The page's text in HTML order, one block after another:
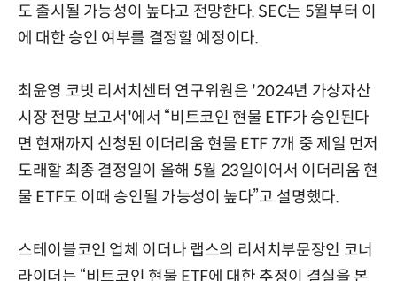
도 출시될 가능성이 높다고 전망한다. SEC는 5월부터 이
에 대한 승인 여부를 결정할 예정이다.
최윤영 코빗 리서치센터 연구위원은 '2024년 가상자산
시장 전망 보고서'에서 “비트코인 현물 ETF가 승인된다
면 현재까지 신청된 이더리움 현물 ETF 7개 중 제일 먼저
도래할 최종 결정일이 올해 5월 23일이어서 이더리움 현
물 ETF도 이때 승인될 가능성이 높다”고 설명했다.
스테이블코인 업체 이더나 랩스의 리서치부문장인 코너
라이더는 “비트코인 현물 ETF에 대한 추정이 결실을 본